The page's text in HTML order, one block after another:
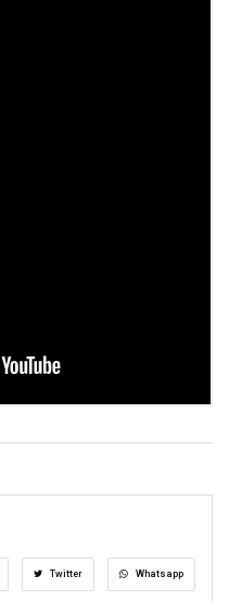
Twitter Whatsapp